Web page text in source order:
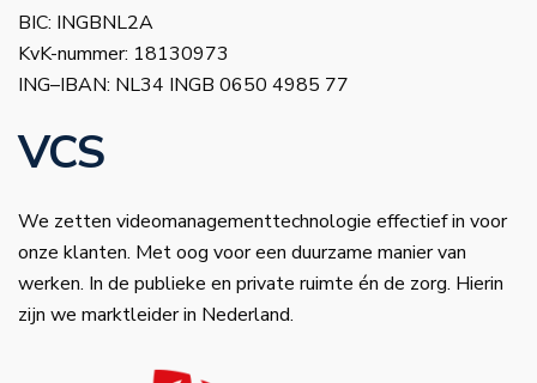
BIC: INGBNL2A
KvK-nummer: 18130973
ING–IBAN: NL34 INGB 0650 4985 77
VCS
We zetten videomanagementtechnologie effectief in voor
onze klanten. Met oog voor een duurzame manier van
werken. In de publieke en private ruimte én de zorg. Hierin
zijn we marktleider in Nederland.